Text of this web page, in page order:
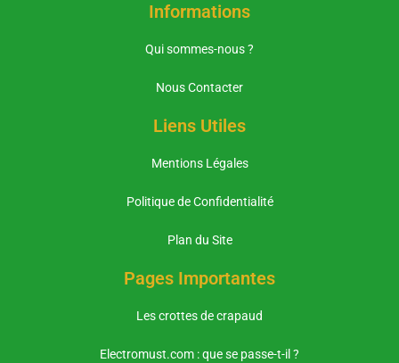
Informations
Qui sommes-nous ?
Nous Contacter
Liens Utiles
Mentions Légales
Politique de Confidentialité
Plan du Site
Pages Importantes
Les crottes de crapaud
Electromust.com : que se passe-t-il ?